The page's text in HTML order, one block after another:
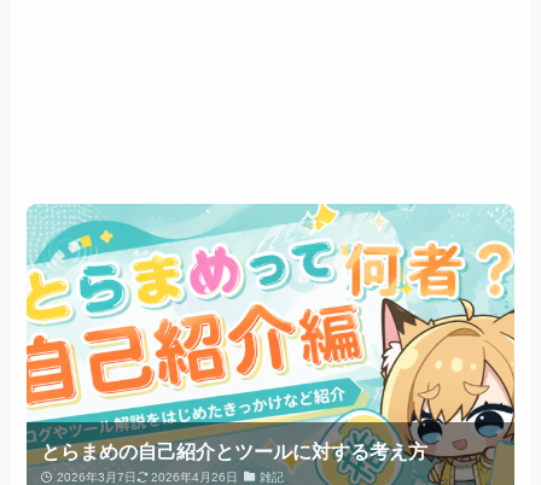
とらまめの自己紹介とツールに対する考え方
2026年3月7日 2026年4月26日 雑記